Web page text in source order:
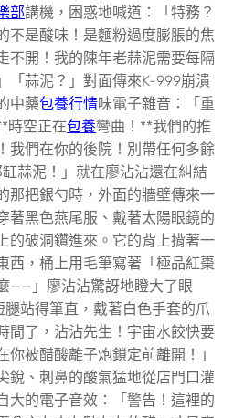
部講機，困惑地喊道：「特務？
不是酸味！是麵粉過度膨脹的焦
不開！我的陳年老蒜泥需要每隔
「蒜泥？」對面傳來K-999崩潰
中藥包養行情味電子雜音：「重
時空正在包養彎曲！**我們的推
我們在你的後院！別帶任何多餘
蒜泥！」就在廖沾沾還在糾結
那把銀勺時，外面的牆壁傳來一
著黑色燕尾服、戴著太陽眼鏡的
的破洞鑽進來。它的背上揹著一
西，桶上用毛筆寫著「極品紅棗
——」廖沾沾驚訝地瞪大了眼
站得筆直，戴著白色手套的爪
間了，沾沾先生！宇宙水餃快要
你被醋酸離子炮鎖定前離開！」
銳、刺鼻的酸氣猛地從店門口灌
大的電子音效：「警告！這裡的